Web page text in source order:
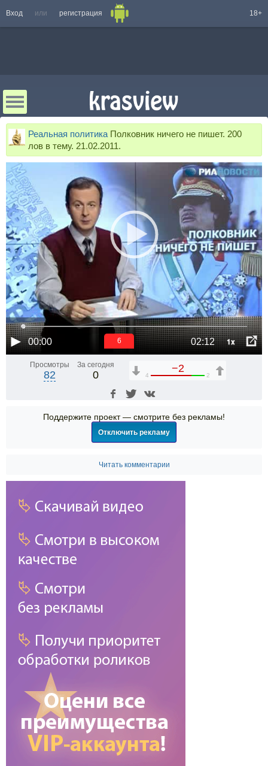
Вход или регистрация 18+
Реальная политика Полковник ничего не пишет. 200
лов в тему. 21.02.2011.
00:00 02:12 1x
6
Просмотры
82
За сегодня
0
−2
4 2
Поддержите проект — смотрите без рекламы!
Отключить рекламу
Читать комментарии